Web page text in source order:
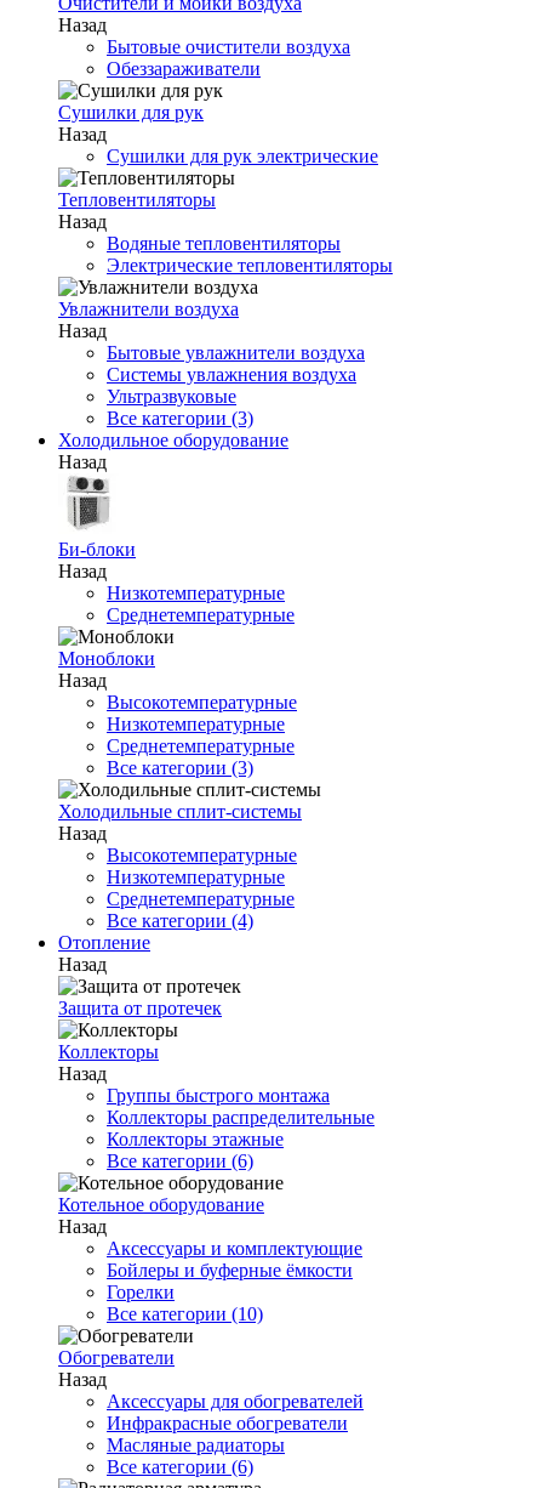
Назад
Бытовые очистители воздуха
Обеззараживатели
Сушилки для рук
Назад
Сушилки для рук электрические
Тепловентиляторы
Назад
Водяные тепловентиляторы
Электрические тепловентиляторы
Увлажнители воздуха
Назад
Бытовые увлажнители воздуха
Системы увлажнения воздуха
Ультразвуковые
Все категории (3)
Холодильное оборудование
Назад
Би-блоки
Назад
Низкотемпературные
Среднетемпературные
Моноблоки
Назад
Высокотемпературные
Низкотемпературные
Среднетемпературные
Все категории (3)
Холодильные сплит-системы
Назад
Высокотемпературные
Низкотемпературные
Среднетемпературные
Все категории (4)
Отопление
Назад
Защита от протечек
Коллекторы
Назад
Группы быстрого монтажа
Коллекторы распределительные
Коллекторы этажные
Все категории (6)
Котельное оборудование
Назад
Аксессуары и комплектующие
Бойлеры и буферные ёмкости
Горелки
Все категории (10)
Обогреватели
Назад
Аксессуары для обогревателей
Инфракрасные обогреватели
Масляные радиаторы
Все категории (6)